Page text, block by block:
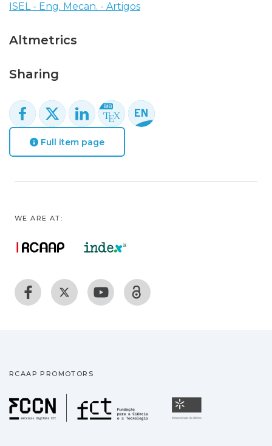
ISEL - Eng. Mecan. - Artigos
Altmetrics
Sharing
Full item page
WE ARE AT:
RCAAP PROMOTORS
Fundação para a